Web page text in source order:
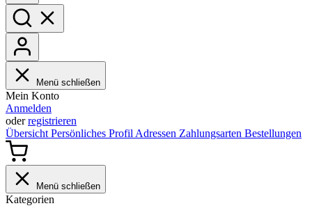
Menü schließen
Mein Konto
Anmelden
oderregistrieren
ÜbersichtPersönliches ProfilAdressen Zahlungsarten Bestellungen
Menü schließen
Kategorien